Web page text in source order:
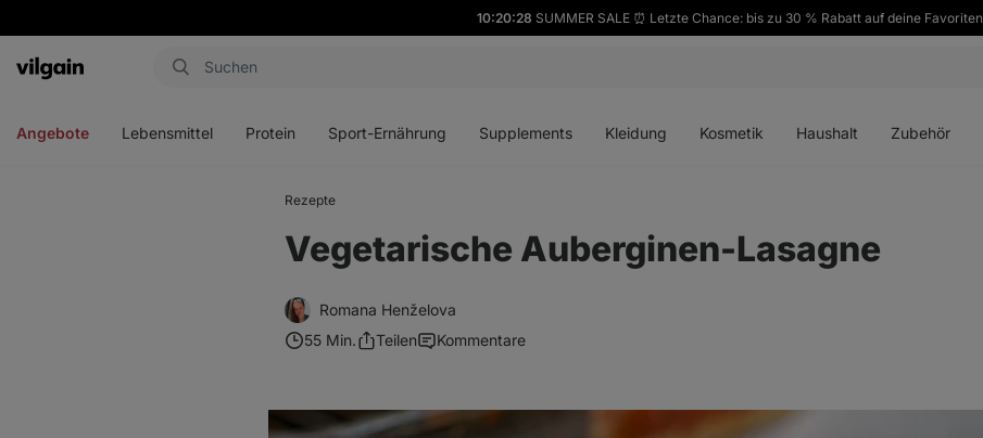
10:20:26 SUMMER SALE ⏰ Letzte Chance: bis zu 30 % Rabatt auf deine Favoriten
Aktin
Angebote Lebensmittel Protein Sport-Ernährung Supplements Kleidung Kosmetik Haushalt Zubehör
Rezepte
Vegetarische Auberginen-Lasagne
Romana Henželova
55 Min.
Teilen Kommentare